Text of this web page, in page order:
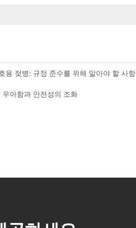
용 젖병: 규정 준수를 위해 알아야 할 사항
우아함과 안전성의 조화